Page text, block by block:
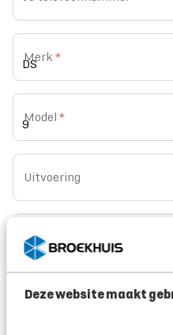
Deze website maakt
Merk *
Model *
Uitvoering
Opmerking/vraag